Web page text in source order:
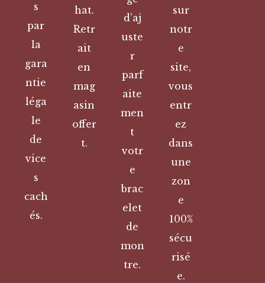
s
par
la
gara
ntie
léga
le
de
vice
s
cach
és.
hat.
Retr
ait
en
mag
asin
offer
t.
d’aj
uste
r
parf
aite
men
t
votr
e
brac
elet
de
mon
tre.
sur
notr
e
site,
vous
entr
ez
dans
une
zon
e
100%
sécu
risé
e.